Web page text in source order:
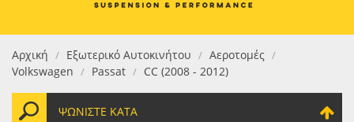
Αρχική / Εξωτερικό Αυτοκινήτου / Αεροτομές /
Volkswagen / Passat / CC (2008 - 2012)
ΨΩΝΊΣΤΕ ΚΑΤΆ